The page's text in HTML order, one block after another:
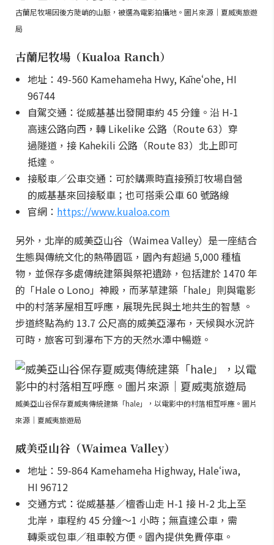
古蘭尼牧場因後方陡峭的山脈，被選為電影拍攝地。圖片來源｜夏威夷旅遊
局
古蘭尼牧場（Kualoa Ranch）
地址：49-560 Kamehameha Hwy, Kāneʻohe, HI
96744
自駕交通：從威基基出發開車約 45 分鐘。沿 H-1
高速公路向西，轉 Likelike 公路（Route 63）穿
過隧道，接 Kahekili 公路（Route 83）北上即可
抵達。
接駁車／公車交通：可於購票時直接預訂牧場自營
的威基基來回接駁車；也可搭乘公車 60 號路線
官網： https://www.kualoa.com
另外，北岸的威美亞山谷（Waimea Valley）是一座結合
生態與傳統文化的熱帶園區，園內有超過 5,000 種植
物，並保存多處傳統建築與祭祀遺跡，包括建於 1470 年
的「Hale o Lono」神殿，而茅草建築「hale」則與電影
中的村落茅屋相互呼應，展現先民與土地共生的智慧 。
步道終點為約 13.7 公尺高的威美亞瀑布，天候與水況許
可時，旅客可到瀑布下方的天然水潭中暢遊。
威美亞山谷保存夏威夷傳統建築「hale」，以電影中的村落相互呼應。圖片
來源｜夏威夷旅遊局
威美亞山谷（Waimea Valley）
地址：59-864 Kamehameha Highway, Haleʻiwa,
HI 96712
交通方式：從威基基／檀香山走 H-1 接 H-2 北上至
北岸，車程約 45 分鐘～1 小時；無直達公車，需
轉乘或包車／租車較方便。園內提供免費停車。